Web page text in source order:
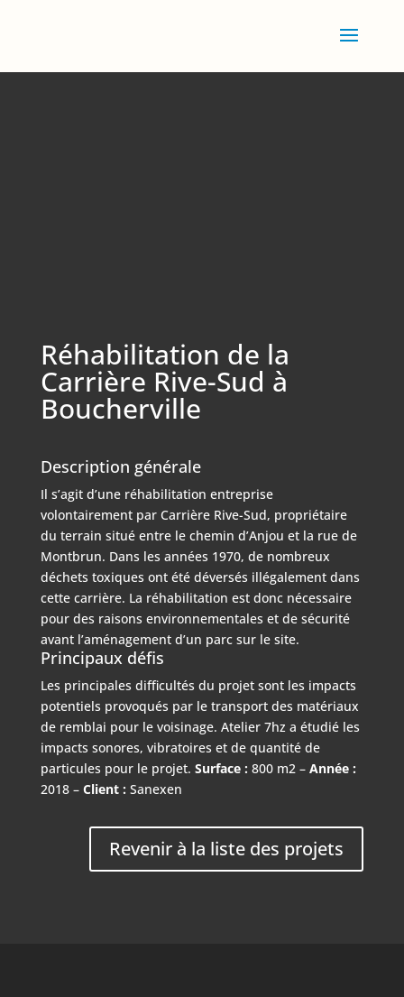
Réhabilitation de la
Carrière Rive-Sud à
Boucherville
Description générale
Il s’agit d’une réhabilitation entreprise
volontairement par Carrière Rive-Sud, propriétaire
du terrain situé entre le chemin d’Anjou et la rue de
Montbrun. Dans les années 1970, de nombreux
déchets toxiques ont été déversés illégalement dans
cette carrière. La réhabilitation est donc nécessaire
pour des raisons environnementales et de sécurité
avant l’aménagement d’un parc sur le site.
Principaux défis
Les principales difficultés du projet sont les impacts
potentiels provoqués par le transport des matériaux
de remblai pour le voisinage. Atelier 7hz a étudié les
impacts sonores, vibratoires et de quantité de
particules pour le projet. Surface : 800 m2 – Année :
2018 – Client : Sanexen
Revenir à la liste des projets